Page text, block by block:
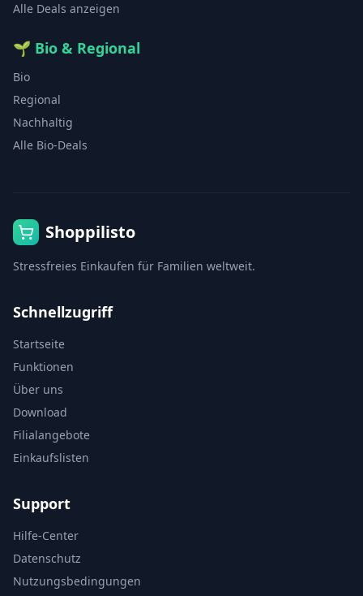
Alle Deals anzeigen
🌱 Bio & Regional
Bio
Regional
Nachhaltig
Alle Bio-Deals
Shoppilisto
Stressfreies Einkaufen für Familien weltweit.
Schnellzugriff
Startseite
Funktionen
Über uns
Download
Filialangebote
Einkaufslisten
Support
Hilfe-Center
Datenschutz
Nutzungsbedingungen